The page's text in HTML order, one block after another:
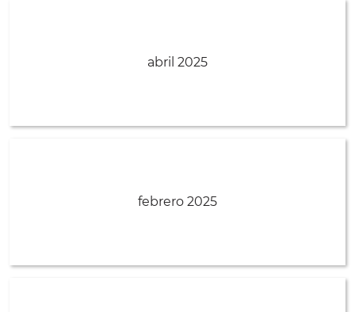
abril 2025
febrero 2025